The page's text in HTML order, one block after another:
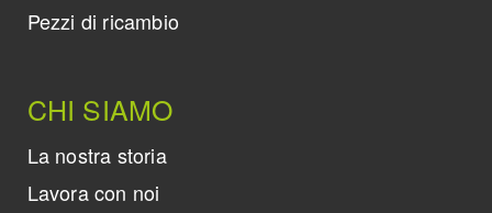
Pezzi di ricambio
CHI SIAMO
La nostra storia
Lavora con noi